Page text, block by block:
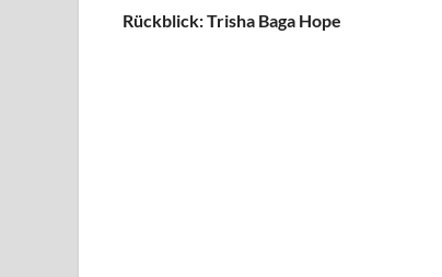
Rückblick: Trisha Baga Hope